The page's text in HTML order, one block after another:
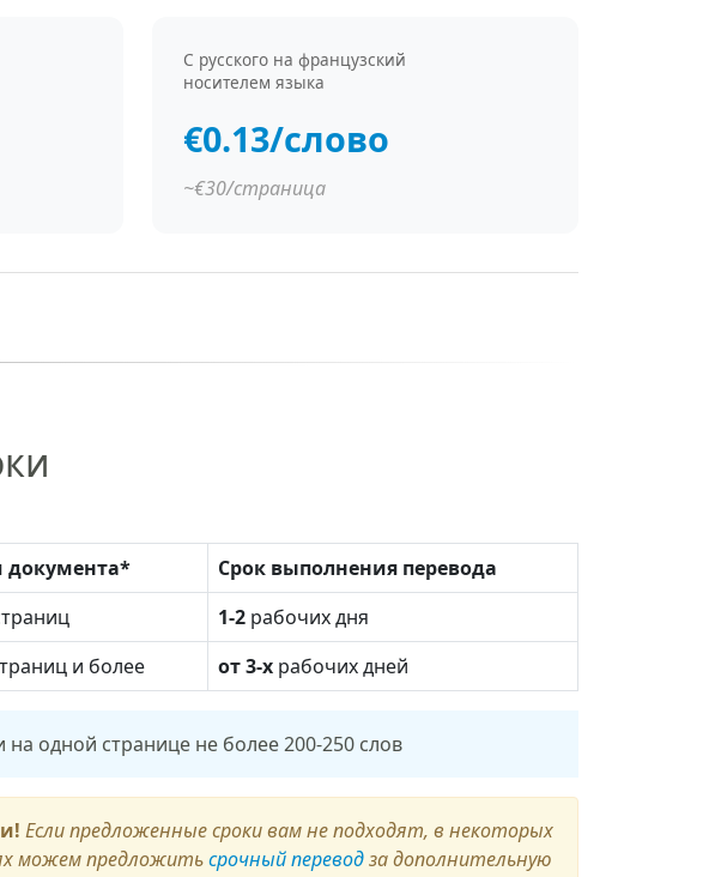
С русского на французский
носителем языка
€0.13/слово
~€30/страница
документа*
Срок выполнения перевода
1-2 рабочих дня
и более от 3-х рабочих дней
на одной странице не более 200-250 слов
Если предложенные сроки вам не подходят, в некоторых
можем предложитьсрочный переводза дополнительную